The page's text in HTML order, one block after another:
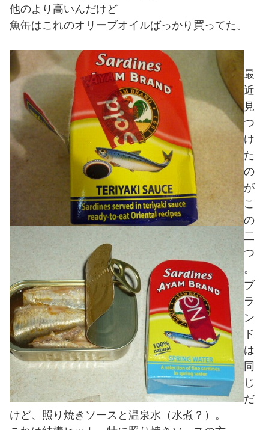
他のより高いんだけど
魚缶はこれのオリーブオイルばっかり買ってた。
最
近
見
つ
け
た
の
が
こ
の
二
つ
。
ブ
ラ
ン
ド
は
同
じ
だ
けど、照り焼きソースと温泉水（水煮？）。